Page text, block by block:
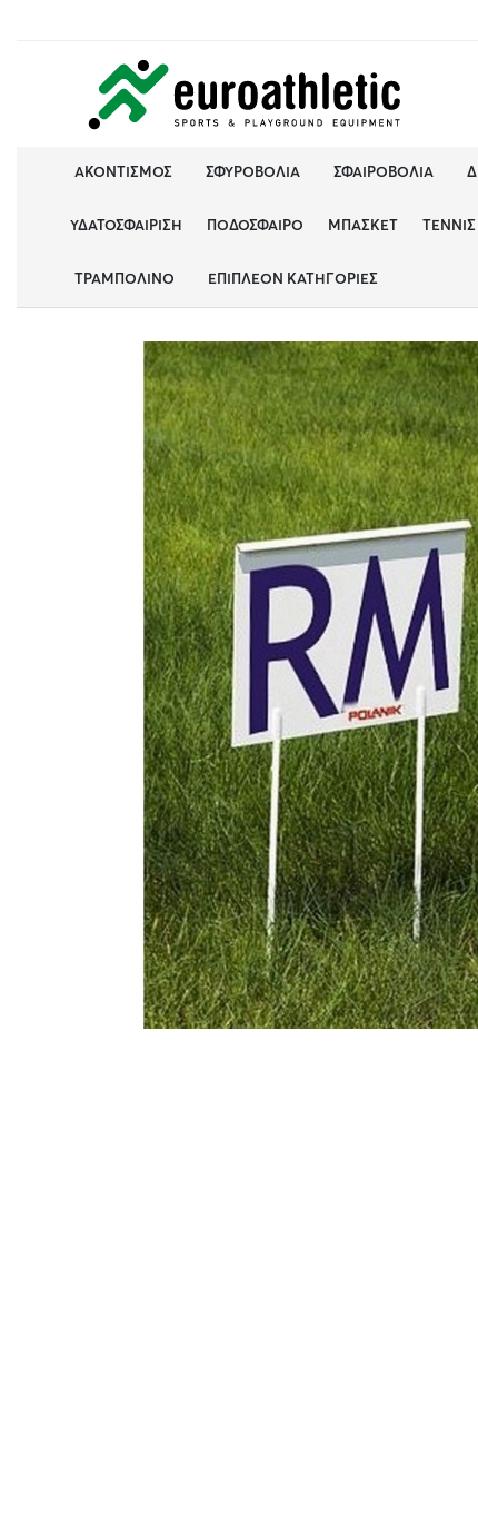
ΑΚΟΝΤΙΣΜΌΣ ΣΦΥΡΟΒΟΛΊΑ ΣΦΑΙΡΟΒΟΛΊΑ
ΥΔΑΤΟΣΦΑΊΡΙΣΗ ΠΟΔΌΣΦΑΙΡΟ ΜΠΆΣΚΕΤ ΤΈΝΝΙΣ
ΤΡΑΜΠΟΛΊΝΟ ΕΠΙΠΛΈΟΝ ΚΑΤΗΓΟΡΊΕΣ